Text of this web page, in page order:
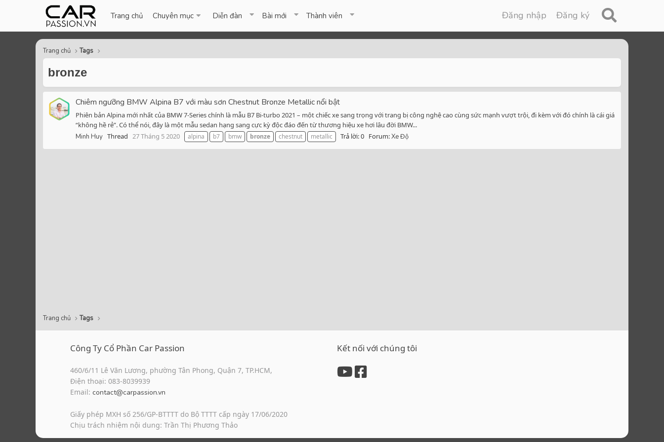
Trang chủ Chuyên mục Diễn đàn Bài mới Thành viên Đăng nhập Đăng ký
Trang chủ Tags
bronze
Chiêm ngưỡng BMW Alpina B7 với màu sơn Chestnut Bronze Metallic nổi bật
Phiên bản Alpina mới nhất của BMW 7-Series chính là mẫu B7 Bi-turbo 2021 – một chiếc xe sang trọng với trang bị công nghệ cao cùng sức mạnh vượt trội, đi kèm với đó chính là cái giá
“không hề rẻ”. Có thể nói, đây là một mẫu sedan hạng sang cực kỳ độc đáo đến từ thương hiệu xe hơi lâu đời BMW...
Minh Huy Thread 27 Tháng 5 2020 alpina b7 bmw bronze chestnut metallic Trả lời: 0 Forum:Xe Độ
Trang chủ Tags
Công Ty Cổ Phần Car Passion
460/6/11 Lê Văn Lương, phường Tân Phong, Quận 7, TP.HCM,
Điện thoại: 083-8039939
Email: contact@carpassion.vn
Giấy phép MXH số 256/GP-BTTTT do Bộ TTTT cấp ngày 17/06/2020
Chịu trách nhiệm nội dung: Trần Thị Phương Thảo
Kết nối với chúng tôi